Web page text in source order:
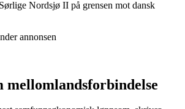
Nordsjø II på grensen mot dansk
annonsen
mellomlandsforbindelse